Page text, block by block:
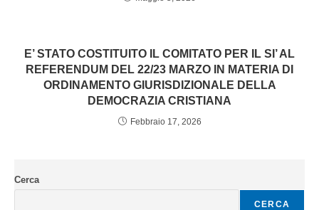
E’ STATO COSTITUITO IL COMITATO PER IL SI’ AL
REFERENDUM DEL 22/23 MARZO IN MATERIA DI
ORDINAMENTO GIURISDIZIONALE DELLA
DEMOCRAZIA CRISTIANA
Febbraio 17, 2026
Cerca
CERCA